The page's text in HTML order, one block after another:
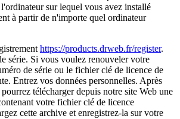
sur lequel vous avez installé
à partir de n'importe quel ordinateur
https://products.drweb.fr/register.
série. Si vous voulez renouveler votre
de série ou le fichier clé de licence de
Entrez vos données personnelles. Après
télécharger depuis notre site Web une
votre fichier clé de licence
cette archive et enregistrez-la sur votre